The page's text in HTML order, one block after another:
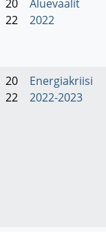
20
22
Aluevaalit
2022
20
22
Energiakriisi
2022-2023